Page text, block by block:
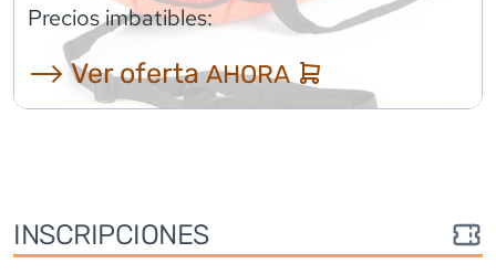
Precios imbatibles:
⟶ Ver ofertaAHORA
INSCRIPCIONES